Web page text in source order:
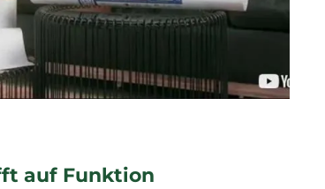
auf Funktion